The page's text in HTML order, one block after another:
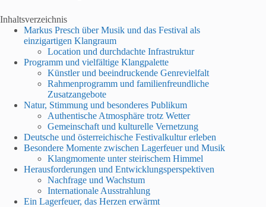
Inhaltsverzeichnis
Markus Presch über Musik und das Festival als
einzigartigen Klangraum
Location und durchdachte Infrastruktur
Programm und vielfältige Klangpalette
Künstler und beeindruckende Genrevielfalt
Rahmenprogramm und familienfreundliche
Zusatzangebote
Natur, Stimmung und besonderes Publikum
Authentische Atmosphäre trotz Wetter
Gemeinschaft und kulturelle Vernetzung
Deutsche und österreichische Festivalkultur erleben
Besondere Momente zwischen Lagerfeuer und Musik
Klangmomente unter steirischem Himmel
Herausforderungen und Entwicklungsperspektiven
Nachfrage und Wachstum
Internationale Ausstrahlung
Ein Lagerfeuer, das Herzen erwärmt